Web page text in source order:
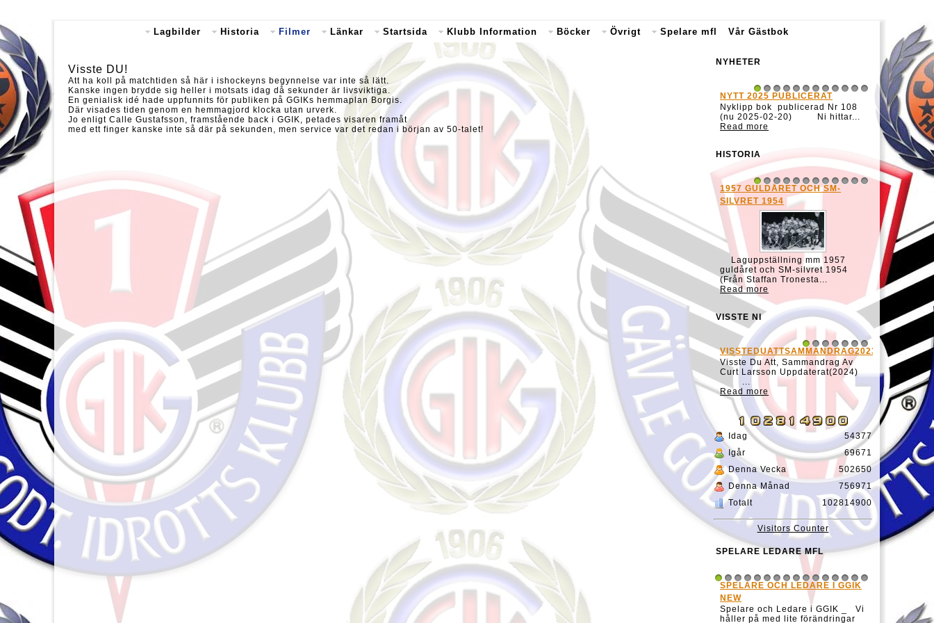
Lagbilder Historia Filmer Länkar Startsida Klubb Information Böcker Övrigt Spelare mfl Vår Gästbok
Visste DU!
Att ha koll på matchtiden så här i ishockeyns begynnelse var inte så lätt.
Kanske ingen brydde sig heller i motsats idag då sekunder är livsviktiga.
En genialisk idé hade uppfunnits för publiken på GGIKs hemmaplan Borgis.
Där visades tiden genom en hemmagjord klocka utan urverk.
Jo enligt Calle Gustafsson, framstående back i GGIK, petades visaren framåt
med ett finger kanske inte så där på sekunden, men service var det redan i början av 50-talet!
NYHETER
1 2 3 4 5 6 7 8 9
NYTT 2025 PUBLICERAT
Nyklipp bok publicerad Nr 108
(nu 2025-02-20) Ni hittar...
Read more
HISTORIA
1 2 3 4 5 6 7 8 9
1957 GULDÅRET OCH SM-
SILVRET 1954
Laguppställning mm 1957
guldåret och SM-silvret 1954
(Från Staffan Tronesta...
Read more
VISSTE NI
1 2 3 4 5 6 7
VISSTEDUATTSAMMANDRAG20231127
Visste Du Att, Sammandrag Av
Curt Larsson Uppdaterat(2024)
...
Read more
Idag
Igår
Denna Vecka
Denna Månad
Totalt
54377
69671
502650
756971
102814900
Visitors Counter
SPELARE LEDARE MFL
2 3 4 5 6 7 8 9 10111213141516
SPELARE OCH LEDARE I GGIK
NEW
Spelare och Ledare i GGIK _ Vi
håller på med lite förändringar